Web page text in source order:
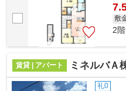
敷
2
賃貸 | アパート ミネルバＡ
礼0